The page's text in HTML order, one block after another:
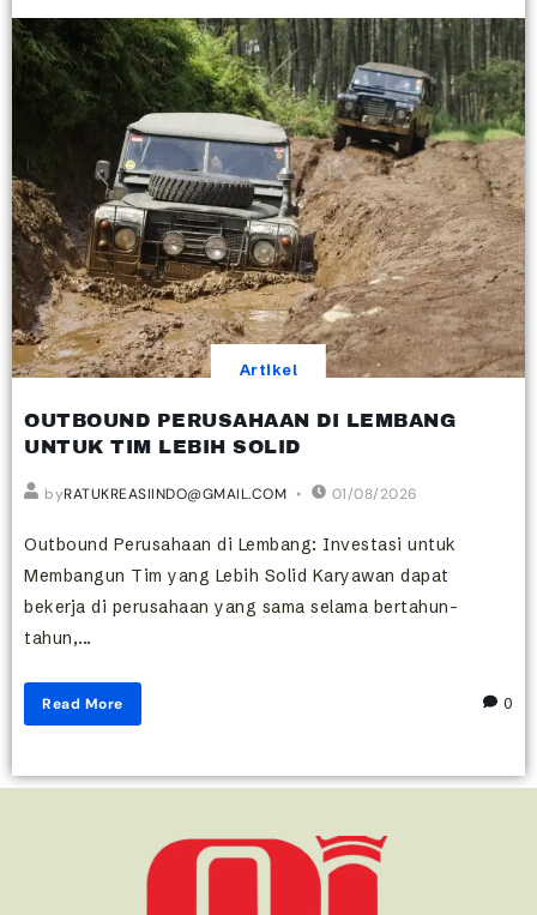
Artikel
OUTBOUND PERUSAHAAN DI LEMBANG
UNTUK TIM LEBIH SOLID
byRATUKREASIINDO@GMAIL.COM 01/08/2026
Outbound Perusahaan di Lembang: Investasi untuk
Membangun Tim yang Lebih Solid Karyawan dapat
bekerja di perusahaan yang sama selama bertahun-
tahun,...
Read More 0